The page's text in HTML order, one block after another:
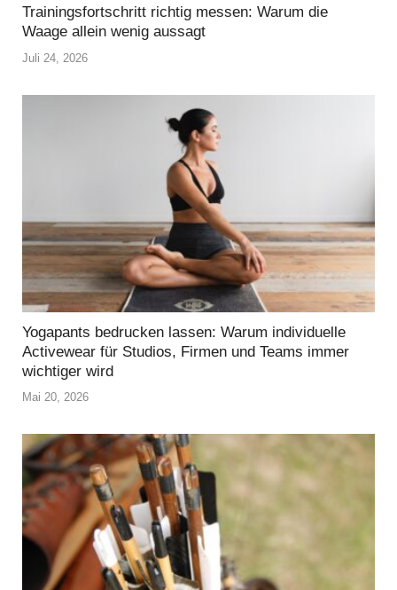
Trainingsfortschritt richtig messen: Warum die
Waage allein wenig aussagt
Juli 24, 2026
Yogapants bedrucken lassen: Warum individuelle
Activewear für Studios, Firmen und Teams immer
wichtiger wird
Mai 20, 2026